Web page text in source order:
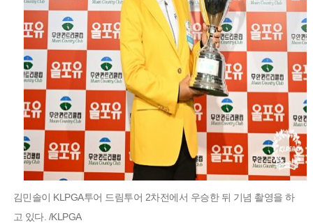
김민솔이 KLPGA투어 드림투어 2차전에서 우승한 뒤 기념 촬영을 하
고 있다. /KLPGA